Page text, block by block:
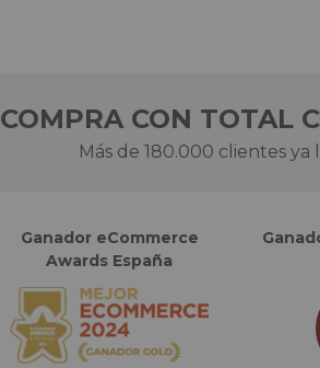
COMPRA CON TOTAL
Más de 180.000 clientes ya
Ganador eCommerce
Awards España